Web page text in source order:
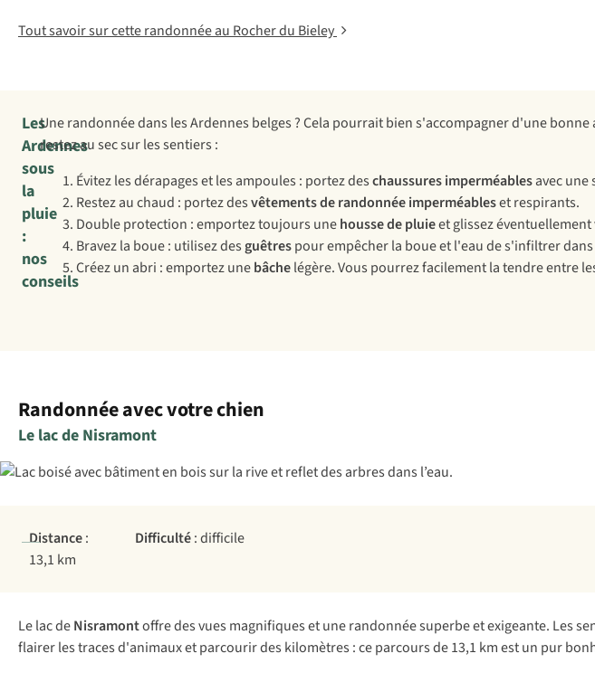
Tout savoir sur cette randonnée au Rocher du Bieley
Les
Ardennes
sous
la
pluie
:
nos
conseils
Une randonnée dans les Ardennes belges ? Cela pourrait bien s'accompagner d'une
restez au sec sur les sentiers :
Évitez les dérapages et les ampoules : portez deschaussures imperméablesavec une
Restez au chaud : portez desvêtements de randonnée imperméableset respirants.
Double protection : emportez toujours unehousse de pluieet glissez
Bravez la boue : utilisez des guêtrespour empêcher la boue et l'eau de s'infiltrer
Créez un abri : emportez unebâchelégère. Vous pourrez facilement la tendre entre
Randonnée avec votre chien
Le lac de Nisramont
Distance:
13,1 km
Difficulté: difficile
Le lac deNisramontoffre des vues magnifiques et une randonnée superbe et exigeante. Les
flairer les traces d'animaux et parcourir des kilomètres : ce parcours de 13,1 km est un pur